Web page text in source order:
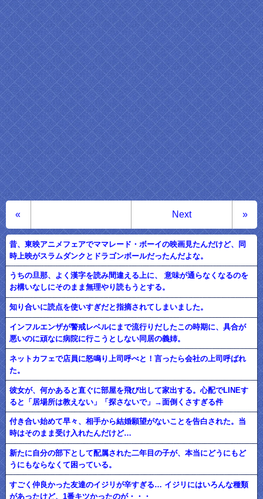
« »
Next
昔、東映アニメフェアでママレード・ボーイの映画見たんだけど、同
時上映がスラムダンクとドラゴンボールだったんだよな。
うちの旦那、よく漢字を読み間違える上に、 意味が通らなくなるのを
お構いなしにそのまま無理やり読もうとする。
知り合いに読点を使いすぎだと指摘されてしまいました。
インフルエンザが警戒レベルにまで流行りだしたこの時期に、具合が
悪いのに頑なに病院に行こうとしない同居の義姉。
ネットカフェで店員に怒鳴り上司呼べと！言ったら会社の上司呼ばれ
た。
彼女が、何かあると直ぐに部屋を飛び出して家出する。心配でLINEす
ると「居場所は教えない」「探さないで」→面倒くさすぎる件
付き合い始めて早々、相手から結婚願望がないことを告白された。当
時はそのまま受け入れたんだけど…
新たに自分の部下として配属された二年目の子が、本当にどうにもど
うにもならなくて困っている。
すごく仲良かった友達のイジリが辛すぎる… イジリにはいろんな種類
があったけど、1番キツかったのが・・・